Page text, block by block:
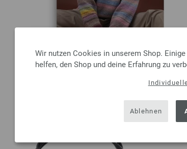
Wir nutzen Cookies in unserem Shop.
helfen, den Shop und deine Erfahrung zu
Ablehnen